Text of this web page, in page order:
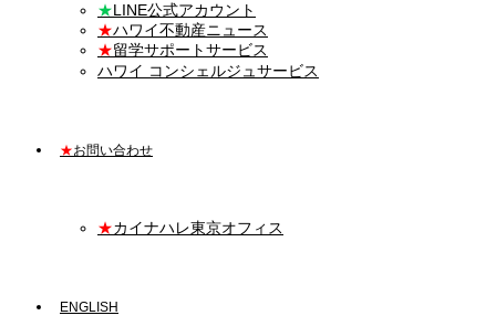
★LINE公式アカウント
★ハワイ不動産ニュース
★留学サポートサービス
ハワイ コンシェルジュサービス
★お問い合わせ
★カイナハレ東京オフィス
ENGLISH